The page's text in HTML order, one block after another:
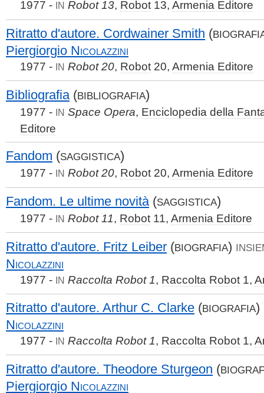
1977 - IN Robot 13, Robot 13, Armenia Editore
Ritratto d'autore. Cordwainer Smith (
Piergiorgio Nicolazzini
1977 - IN Robot 20, Robot 20, Armenia Editore
Bibliografia (BIBLIOGRAFIA)
1977 - IN Space Opera, Enciclopedia della
Editore
Fandom (SAGGISTICA)
1977 - IN Robot 20, Robot 20, Armenia Editore
Fandom. Le ultime novità (SAGGISTICA)
1977 - IN Robot 11, Robot 11, Armenia Editore
Ritratto d'autore. Fritz Leiber (BIOGRAFIA)
Nicolazzini
1977 - IN Raccolta Robot 1, Raccolta Robot 1,
Ritratto d'autore. Arthur C. Clarke (BIOGRAFIA)
Nicolazzini
1977 - IN Raccolta Robot 1, Raccolta Robot 1,
Ritratto d'autore. Theodore Sturgeon (
Piergiorgio Nicolazzini